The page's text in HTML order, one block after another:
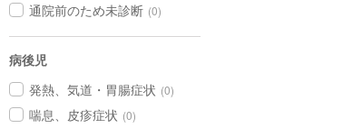
通院前のため未診断 (0)
病後児
発熱、気道・胃腸症状 (0)
喘息、皮疹症状 (0)